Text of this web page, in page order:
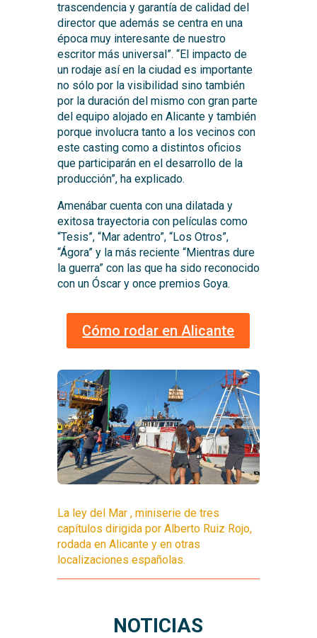
trascendencia y garantía de calidad del
director que además se centra en una
época muy interesante de nuestro
escritor más universal”. “El impacto de
un rodaje así en la ciudad es importante
no sólo por la visibilidad sino también
por la duración del mismo con gran parte
del equipo alojado en Alicante y también
porque involucra tanto a los vecinos con
este casting como a distintos oficios
que participarán en el desarrollo de la
producción”, ha explicado.
Amenábar cuenta con una dilatada y
exitosa trayectoria con películas como
“Tesis”, “Mar adentro”, “Los Otros”,
“Ágora” y la más reciente “Mientras dure
la guerra” con las que ha sido reconocido
con un Óscar y once premios Goya.
Cómo rodar en Alicante
La ley del Mar , miniserie de tres
capítulos dirigida por Alberto Ruiz Rojo,
rodada en Alicante y en otras
localizaciones españolas.
NOTICIAS